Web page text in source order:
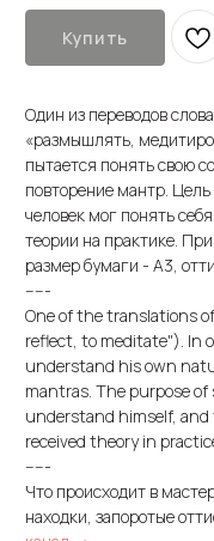
Купить
Один из переводов
«размышлять,
пытается понять свою
повторение мантр.
человек мог понять
теории на практике.
размер бумаги - А3,
-----
One of the translations
reflect, to meditate"). In
understand his own
mantras. The purpose
understand himself,
received theory in
-----
Что происходит в
находки, запоротые